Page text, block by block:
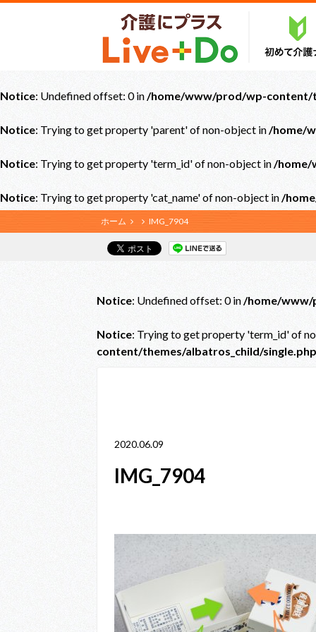
Notice: Undefined offset: 0 in/home/www/prod/wp-content/
Notice: Trying to get property 'parent' of non-object in/home/
Notice: Trying to get property 'term_id' of non-object in/home/
Notice: Trying to get property 'cat_name' of non-object in/
ホーム IMG_7904
Notice: Undefined offset: 0 in/home/www/
Notice: Trying to get property 'term_id' of
content/themes/albatros_child/single.php
2020.06.09
IMG_7904